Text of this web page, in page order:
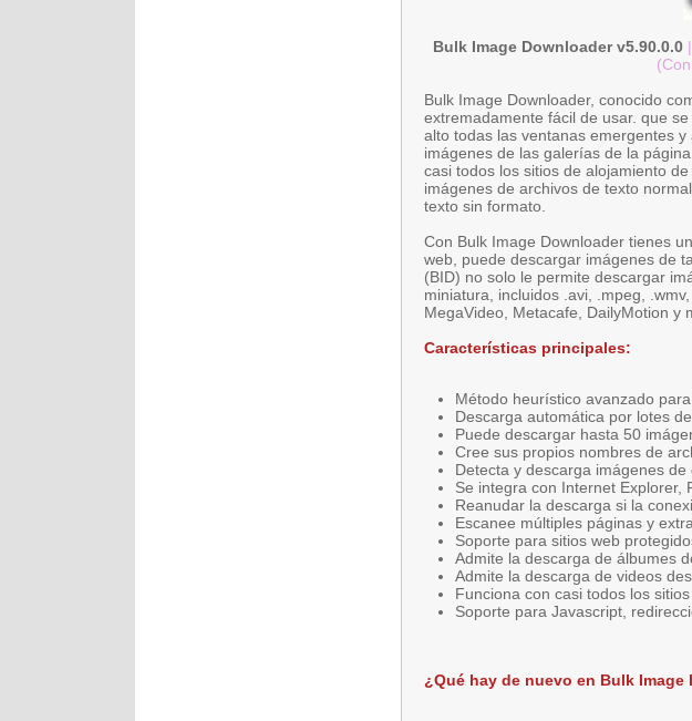
Bulk Image Downloader v5.90.0.0
Bulk Image Downloader, conocido
extremadamente fácil de usar. que
alto todas las ventanas emergentes
imágenes de las galerías de la
casi todos los sitios de alojamiento
imágenes de archivos de texto
texto sin formato.
Con Bulk Image Downloader tienes
web, puede descargar imágenes de
(BID) no solo le permite descargar
miniatura, incluidos .avi, .mpeg,
MegaVideo, Metacafe, DailyMotion y
Características principales:
Método heurístico avanzado
Descarga automática por lotes de
Puede descargar hasta 50
Cree sus propios nombres de
Detecta y descarga imágenes
Se integra con Internet Explorer,
Reanudar la descarga si la
Escanee múltiples páginas y
Soporte para sitios web
Admite la descarga de álbumes
Admite la descarga de videos
Funciona con casi todos los
Soporte para Javascript,
¿Qué hay de nuevo en Bulk Image